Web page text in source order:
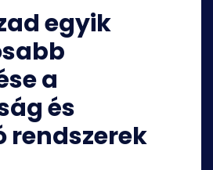
egyik
a
és
rendszerek